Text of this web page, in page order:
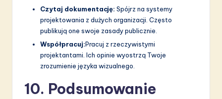
Czytaj dokumentację: Spójrz na systemy
projektowania z dużych organizacji. Często
publikują one swoje zasady publicznie.
Współpracuj:Pracuj z rzeczywistymi
projektantami. Ich opinie wyostrzą Twoje
zrozumienie języka wizualnego.
10. Podsumowanie